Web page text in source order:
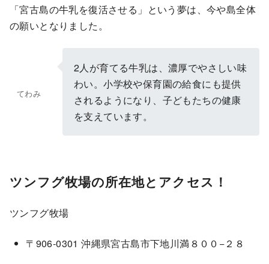
「宮古島の牛乳を復活させる」という夢は、今や島全体
の願いとなりました。
てわみ
2人が育てる牛乳は、濃厚でやさしい味
わい。小学校や保育園の給食にも提供
されるようになり、子どもたちの健康
を支えています。
ツンフグ牧場の所在地とアクセス！
ツンフグ牧場
〒906-0301 沖縄県宮古島市下地川満８００−２８